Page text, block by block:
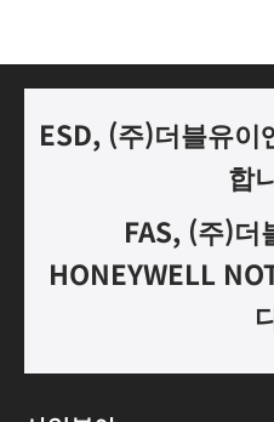
ESD, (주)더블유이
합
FAS, (주)더
HONEYWELL